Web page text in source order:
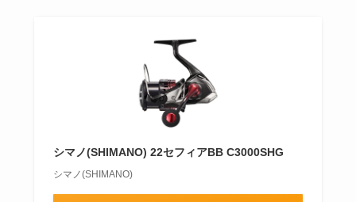
シマノ(SHIMANO) 22セフィアBB C3000SHG
シマノ(SHIMANO)